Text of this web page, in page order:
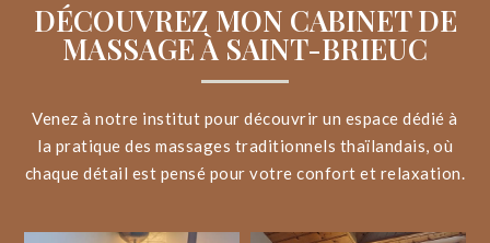
DÉCOUVREZ MON CABINET DE
MASSAGE À SAINT-BRIEUC
Venez à notre institut pour découvrir un espace dédié à
la pratique des massages traditionnels thaïlandais, où
chaque détail est pensé pour votre confort et relaxation.